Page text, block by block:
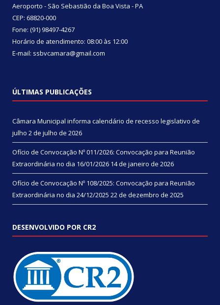
Aeroporto - São Sebastião da Boa Vista - PA
CEP: 68820-000
Fone: (91) 98497-4267
Horário de atendimento: 08:00 às 12:00
E-mail: ssbvcamara@gmail.com
ÚLTIMAS PUBLICAÇÕES
Câmara Municipal informa calendário de recesso legislativo de
julho 2 de julho de 2026
Ofício de Convocação Nº 011/2026: Convocação para Reunião
Extraordinária no dia 16/01/2026 14 de janeiro de 2026
Ofício de Convocação Nº 108/2025: Convocação para Reunião
Extraordinária no dia 24/12/2025 22 de dezembro de 2025
DESENVOLVIDO POR CR2